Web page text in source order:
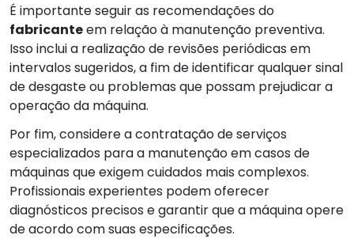
É importante seguir as recomendações do
fabricanteem relação à manutenção preventiva.
Isso inclui a realização de revisões periódicas em
intervalos sugeridos, a fim de identificar qualquer sinal
de desgaste ou problemas que possam prejudicar a
operação da máquina.
Por fim, considere a contratação de serviços
especializados para a manutenção em casos de
máquinas que exigem cuidados mais complexos.
Profissionais experientes podem oferecer
diagnósticos precisos e garantir que a máquina opere
de acordo com suas especificações.